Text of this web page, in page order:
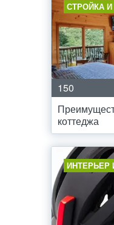
СТРОЙКА
150
коттеджа
ИНТЕРЬЕР